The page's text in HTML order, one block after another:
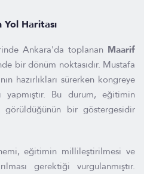
Haritası
Ankara'da toplanan Maarif
bir dönüm noktasıdır. Mustafa
hazırlıkları sürerken kongreye
yapmıştır. Bu durum, eğitimin
bir göstergesidir
eğitimin millileştirilmesi ve
gerektiği vurgulanmıştır.